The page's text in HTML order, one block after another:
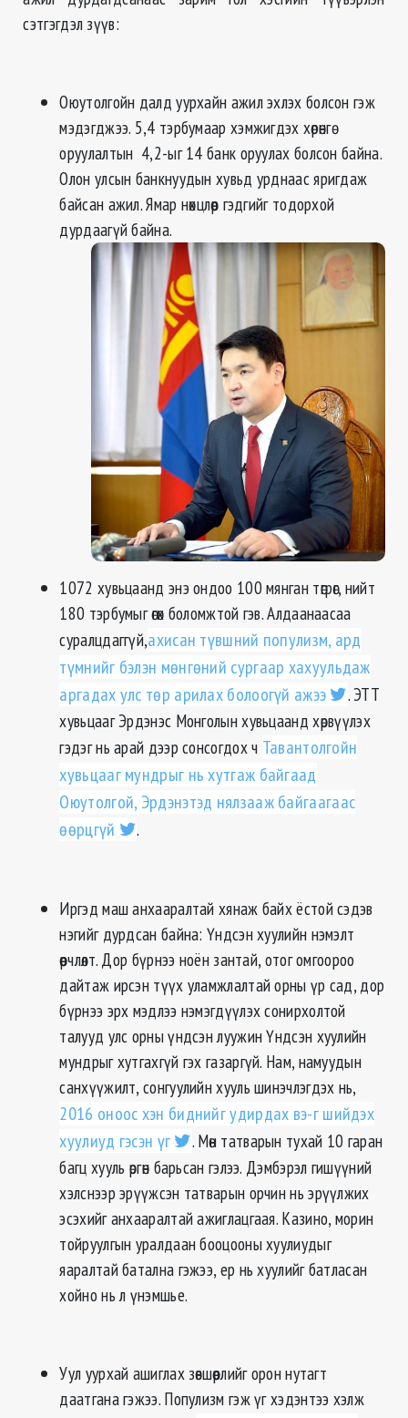
сэтгэгдэл зүүв:
Оюутолгойн далд уурхайн ажил эхлэх болсон гэж
мэдэгджээ. 5,4 тэрбумаар хэмжигдэх хөрөнгө
оруулалтын 4,2-ыг 14 банк оруулах болсон байна.
Олон улсын банкнуудын хувьд урднаас яригдаж
байсан ажил. Ямар нөхцлөөр гэдгийг тодорхой
дурдаагүй байна.
1072 хувьцаанд энэ ондоо 100 мянган төгрөг, нийт
180 тэрбумыг өгөх боломжтой гэв. Алдаанаасаа
суралцдаггүй,ахисан түвшний популизм, ард
түмнийг бэлэн мөнгөний сургаар хахуульдаж
аргадах улс төр арилах болоогүй ажээ
. ЭТТ
хувьцааг Эрдэнэс Монголын хувьцаанд хөрвүүлэх
гэдэг нь арай дээр сонсогдох ч Тавантолгойн
хувьцааг мундрыг нь хутгаж байгаад
Оюутолгой, Эрдэнэтэд нялзааж байгаагаас
өөрцгүй
.
Иргэд маш анхааралтай хянаж байх ёстой сэдэв
нэгийг дурдсан байна: Үндсэн хуулийн нэмэлт
өөрчлөлт. Дор бүрнээ ноён зантай, отог омгоороо
дайтаж ирсэн түүх уламжлалтай орны үр сад, дор
бүрнээ эрх мэдлээ нэмэгдүүлэх сонирхолтой
талууд улс орны үндсэн луужин Үндсэн хуулийн
мундрыг хутгахгүй гэх газаргүй. Нам, намуудын
санхүүжилт, сонгуулийн хууль шинэчлэгдэх нь,
2016 оноос хэн биднийг удирдах вэ-г шийдэх
хуулиуд гэсэн үг
. Мөн татварын тухай 10 гаран
багц хууль өргөн барьсан гэлээ. Дэмбэрэл гишүүний
хэлснээр эрүүжсэн татварын орчин нь эрүүлжих
эсэхийг анхааралтай ажиглацгаая. Казино, морин
тойруулгын уралдаан бооцооны хуулиудыг
яаралтай батална гэжээ, ер нь хуулийг батласан
хойно нь л үнэмшье.
Уул уурхай ашиглах зөвшөөрлийг орон нутагт
даатгана гэжээ. Популизм гэж үг хэдэнтээ хэлж